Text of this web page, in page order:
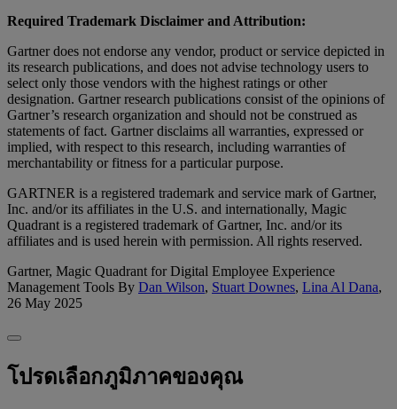
Required Trademark Disclaimer and Attribution:
Gartner does not endorse any vendor, product or service depicted in
its research publications, and does not advise technology users to
select only those vendors with the highest ratings or other
designation. Gartner research publications consist of the opinions of
Gartner’s research organization and should not be construed as
statements of fact. Gartner disclaims all warranties, expressed or
implied, with respect to this research, including warranties of
merchantability or fitness for a particular purpose.
GARTNER is a registered trademark and service mark of Gartner,
Inc. and/or its affiliates in the U.S. and internationally, Magic
Quadrant is a registered trademark of Gartner, Inc. and/or its
affiliates and is used herein with permission. All rights reserved.
Gartner, Magic Quadrant for Digital Employee Experience
Management Tools By Dan Wilson, Stuart Downes, Lina Al Dana,
26 May 2025
โปรดเลือกภูมิภาคของคุณ